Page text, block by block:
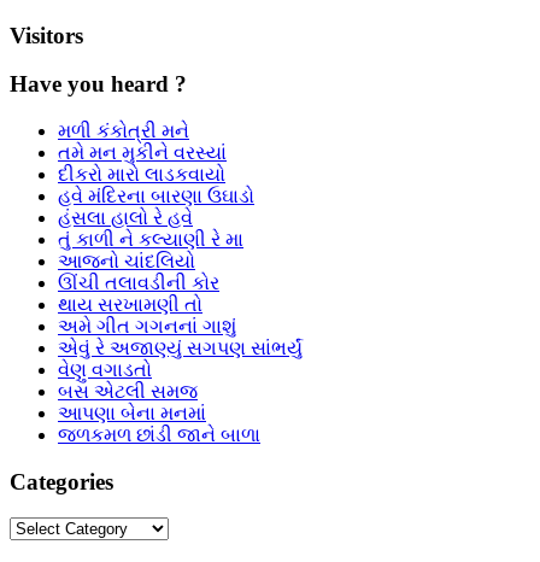
Visitors
Have you heard ?
મળી કંકોત્રી મને
તમે મન મુકીને વરસ્યાં
દીકરો મારો લાડકવાયો
હવે મંદિરના બારણા ઉઘાડો
હંસલા હાલો રે હવે
તું કાળી ને કલ્યાણી રે મા
આજનો ચાંદલિયો
ઊંચી તલાવડીની કોર
થાય સરખામણી તો
અમે ગીત ગગનનાં ગાશું
એવું રે અજાણ્યું સગપણ સાંભર્યું
વેણુ વગાડતો
બસ એટલી સમજ
આપણા બેના મનમાં
જળકમળ છાંડી જાને બાળા
Categories
Categories